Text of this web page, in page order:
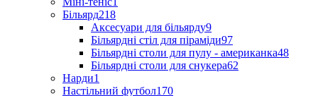
Більярд218
Аксесуари для більярду9
Більярдні стіл для піраміди97
Більярдні столи для пулу - американка48
Більярдні столи для снукера62
Нарди1
Настільний футбол170